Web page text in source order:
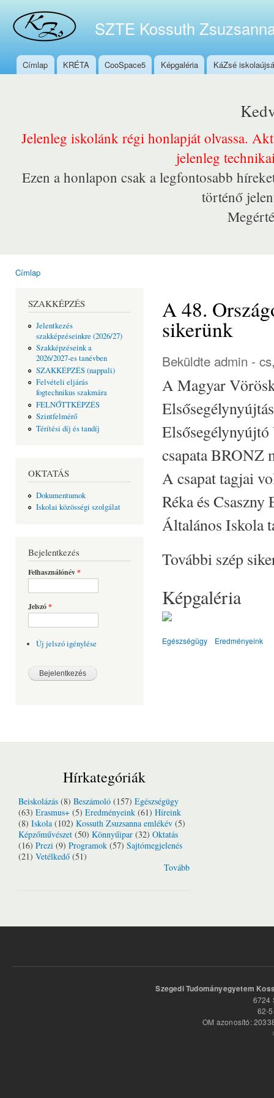
SZTE Kossuth
Főmenü
Címlap KRÉTA CooSpace5 Képgaléria KáZsé
Jelenleg iskolánk régi honlapját olvassa.
jelenleg
Ezen a honlapon csak a legfontosabb
történő
Címlap
SZAKKÉPZÉS
Jelentkezés
szakképzéseinkre (2026/27)
Szakképzéseink a
2026/2027-es tanévben
SZAKKÉPZÉS (nappali)
Felvételi eljárás
fogtechnikus szakmára
FELNŐTTKÉPZÉS
Szintfelmérő
Térítési díj és tandíj
OKTATÁS
Dokumentumok
Iskolai közösségi szolgálat
Bejelentkezés
Felhasználónév*
Jelszó*
Új jelszó igénylése
A 48.
sikerünk
Beküldte admin -
A Magyar
Elsősegélynyújtó
csapata BRONZ
A csapat tagjai
Réka és
Általános Iskola
További szép
Képgaléria
Egészségügy Eredményeink
Hírkategóriák
Beiskolázás (8) Beszámoló (157) Egészségügy
(63) Erasmus+ (5) Eredményeink (61) Híreink
(8) Iskola (102) Kossuth Zsuzsanna emlékév (5)
Képzőművészet (50) Könnyűipar (32) Oktatás
(16) Prezi (9) Programok (57) Sajtómegjelenés
(21) Vetélkedő (51)
Tovább
Szegedi Tudományegyetem
6724
62-
OM azonosító: